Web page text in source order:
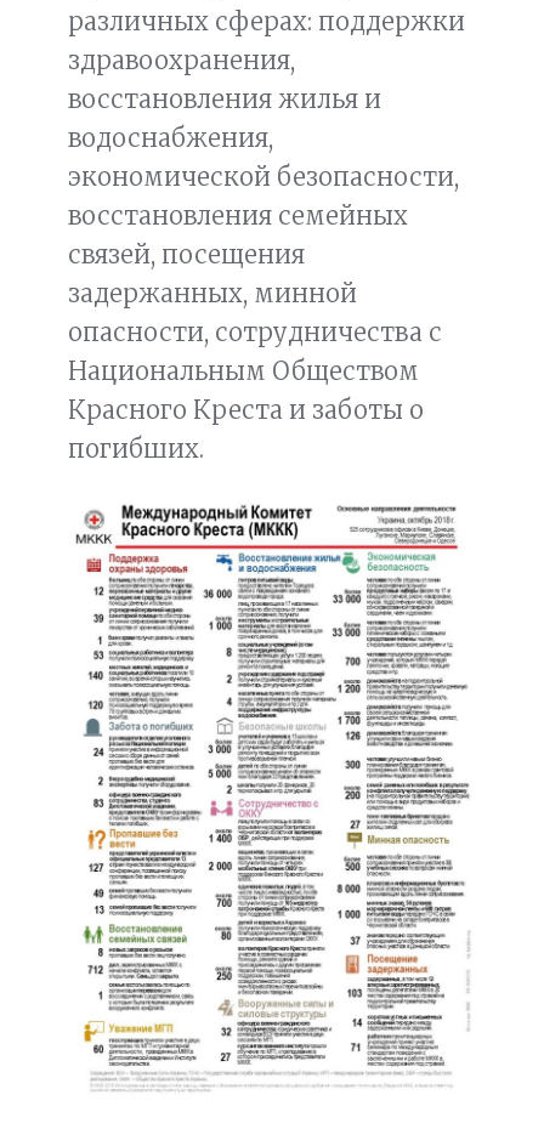
различных сферах: поддержки
здравоохранения,
восстановления жилья и
водоснабжения,
экономической безопасности,
восстановления семейных
связей, посещения
задержанных, минной
опасности, сотрудничества с
Национальным Обществом
Красного Креста и заботы о
погибших.